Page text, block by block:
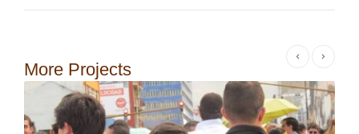
More Projects